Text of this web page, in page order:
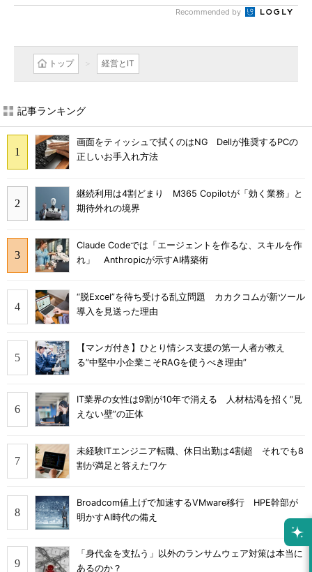
Recommended by
トップ 経営とIT
記事ランキング
画面をティッシュで拭くのはNG Dellが推奨するPCの
正しいお手入れ方法
継続利用は4割どまり M365 Copilotが「効く業務」と
期待外れの境界
Claude Codeでは「エージェントを作るな、スキルを作
れ」 Anthropicが示すAI構築術
“脱Excel”を待ち受ける乱立問題 カカクコムが新ツール
導入を見送った理由
【マンガ付き】ひとり情シス支援の第一人者が教え
る”中堅中小企業こそRAGを使うべき理由”
IT業界の女性は9割が10年で消える 人材枯渇を招く“見
えない壁”の正体
未経験ITエンジニア転職、休日出勤は4割超 それでも8
割が満足と答えたワケ
Broadcom値上げで加速するVMware移行 HPE幹部が
明かすAI時代の備え
「身代金を支払う」以外のランサムウェア対策は本当に
あるのか？